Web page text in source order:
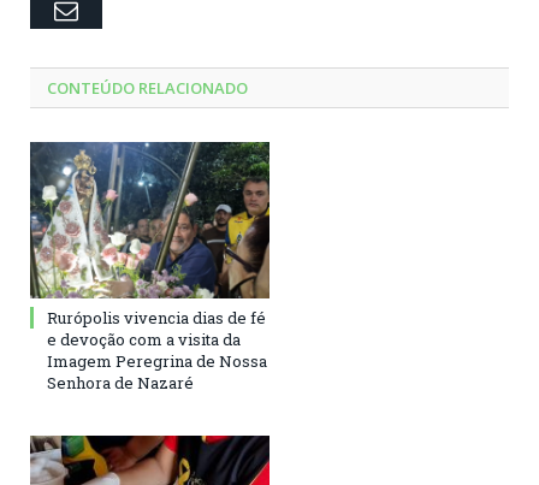
Email
CONTEÚDO RELACIONADO
Rurópolis vivencia dias de fé
e devoção com a visita da
Imagem Peregrina de Nossa
Senhora de Nazaré